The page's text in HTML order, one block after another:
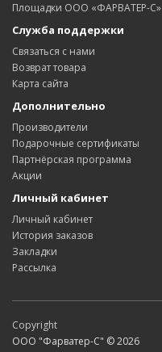
Площадки ООО «ФАРВАТЕР-С»
Служба поддержки
Связаться с нами
Возврат товара
Карта сайта
Дополнительно
Производители
Подарочные сертификаты
Партнёрская программа
Акции
Личный кабинет
Личный кабинет
История заказов
Закладки
Рассылка
Copyright
ООО "Фарватер-С" © 2026